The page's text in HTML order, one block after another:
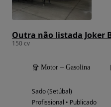
Outra não listada Joker
150 cv
Motor – Gasolina
Sado (Setúbal)
Profissional • Publicado